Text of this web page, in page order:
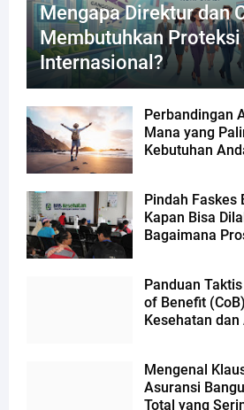
Mengapa Direktur dan
Membutuhkan
Internasional?
Perbandingan
Mana yang
Kebutuhan
Pindah Faskes
Kapan Bisa
Bagaimana
Panduan
of Benefit
Kesehatan
Mengenal
Asuransi
Total yang